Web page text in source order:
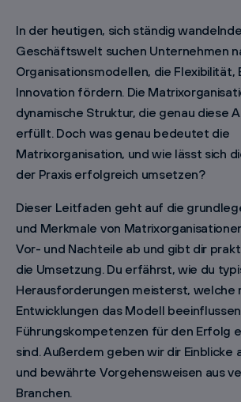
In der heutigen, sich ständig
Geschäftswelt suchen Unternehmen
Organisationsmodellen, die Flexibilität,
Innovation fördern. Die
dynamische Struktur, die genau diese
erfüllt. Doch was genau bedeutet die
Matrixorganisation, und wie lässt sich
der Praxis erfolgreich umsetzen?
Dieser Leitfaden geht auf die
und Merkmale von
Vor- und Nachteile ab und gibt dir
die Umsetzung. Du erfährst, wie du
Herausforderungen meisterst, welche
Entwicklungen das Modell
Führungskompetenzen für den Erfolg
sind. Außerdem geben wir dir Einblicke
und bewährte Vorgehensweisen aus
Branchen.